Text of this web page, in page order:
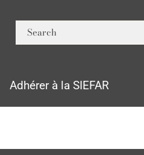
Adhérer à la SIEFAR